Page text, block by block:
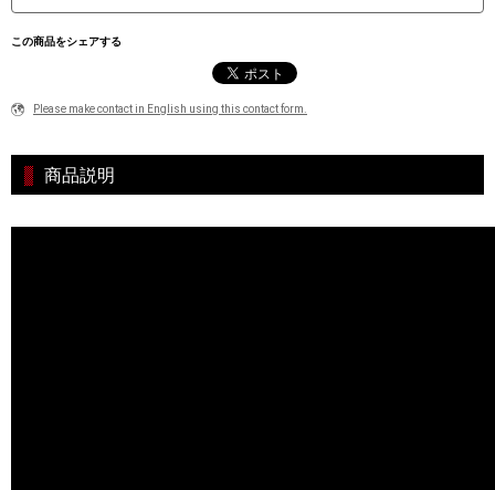
この商品をシェアする
Please make contact in English using this contact form.
商品説明